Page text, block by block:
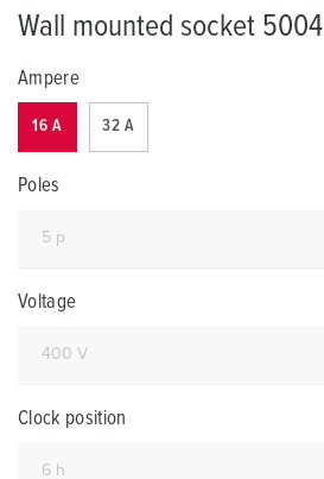
Wall mounted socket 5004
Ampere
16 A 32 A
Poles
Voltage
Clock position